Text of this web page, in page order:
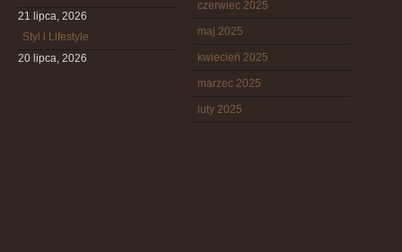
21 lipca, 2026
Styl i Lifestyle
20 lipca, 2026
czerwiec 2025
maj 2025
kwiecień 2025
marzec 2025
luty 2025